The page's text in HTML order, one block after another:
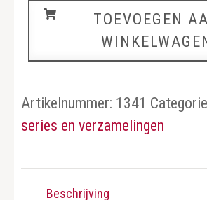
Vissen
TOEVOEGEN
Artikelnummer: 1341
series en verzamelingen
Beschrijving